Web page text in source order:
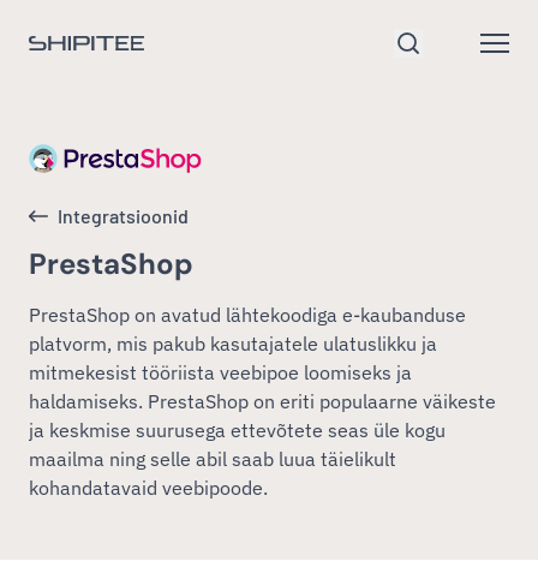
Mine avalehele
Integratsioonid
PrestaShop
PrestaShop on avatud lähtekoodiga e-kaubanduse
platvorm, mis pakub kasutajatele ulatuslikku ja
mitmekesist tööriista veebipoe loomiseks ja
haldamiseks. PrestaShop on eriti populaarne väikeste
ja keskmise suurusega ettevõtete seas üle kogu
maailma ning selle abil saab luua täielikult
kohandatavaid veebipoode.